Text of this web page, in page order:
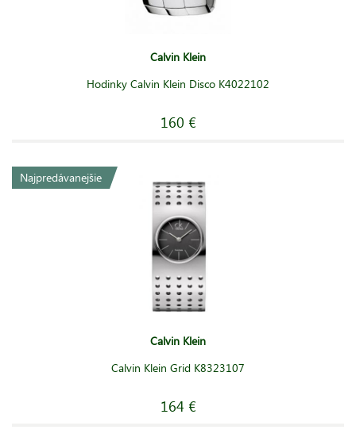
Calvin Klein
Hodinky Calvin Klein Disco K4022102
160 €
Najpredávanejšie
Calvin Klein
Calvin Klein Grid K8323107
164 €